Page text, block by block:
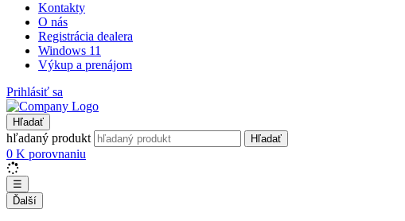
Kontakty
O nás
Registrácia dealera
Windows 11
Výkup a prenájom
Prihlásiť sa
Hľadať
hľadaný produkt Hľadať
0 K porovnaniu
☰
Ďalší